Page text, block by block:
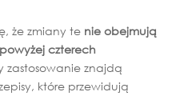
że zmiany te nie obejmują
czterech
zastosowanie znajdą
które przewidują